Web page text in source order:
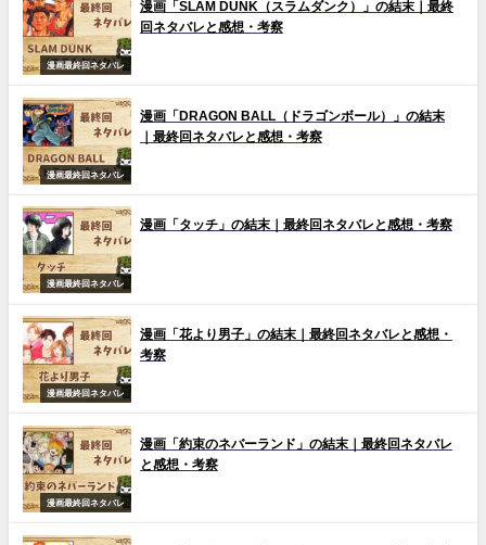
漫画最終回ネタバレ
漫画「SLAM DUNK（スラムダンク）」の結末｜最終
回ネタバレと感想・考察
漫画最終回ネタバレ
漫画「DRAGON BALL（ドラゴンボール）」の結末
｜最終回ネタバレと感想・考察
漫画最終回ネタバレ
漫画「タッチ」の結末｜最終回ネタバレと感想・考察
漫画最終回ネタバレ
漫画「花より男子」の結末｜最終回ネタバレと感想・
考察
漫画最終回ネタバレ
漫画「約束のネバーランド」の結末｜最終回ネタバレ
と感想・考察